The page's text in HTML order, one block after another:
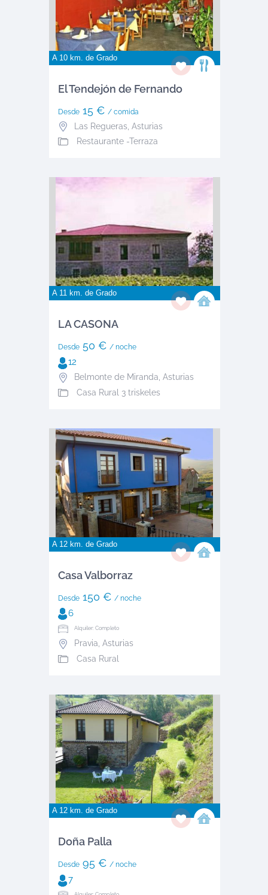
A 10 km. de Grado
El Tendejón de Fernando
Desde15 € / comida
Las Regueras, Asturias
Restaurante -Terraza
A 11 km. de Grado
LA CASONA
Desde50 € / noche
12
Belmonte de Miranda, Asturias
Casa Rural 3 triskeles
A 12 km. de Grado
Casa Valborraz
Desde150 € / noche
6
Alquiler: Completo
Pravia, Asturias
Casa Rural
A 12 km. de Grado
Doña Palla
Desde95 € / noche
7